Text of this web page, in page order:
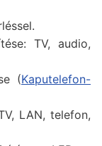
TV, audio,
(Kaputelefon-
LAN, telefon,